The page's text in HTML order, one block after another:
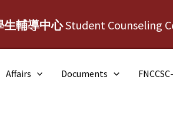
輔導中心Student Counseling
Affairs Documents